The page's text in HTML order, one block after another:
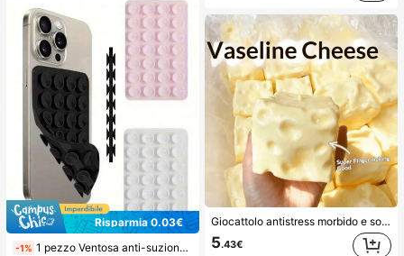
Risparmia 0.03€
-1% 1 pezzo Ventosa anti-suzione in silicone per telefono, 28 pezzi Ventose in silicone (cuscinetti adesivi autoadesivi), Anti-adesivo per telefono, Cuscinetto di aspirazione per power bank per telefono (compatibile con iPhone, telefoni Android), Regalo di compleanno, Supporto per telefono per famiglia/amici, Supporto per telefono, Accessori per telefono
Giocattolo antistress morbido e soffice in TPR a forma di raviolo con profumo di latte dolce, 5 cm, carino e divertente, ornamento da spremere, regalo alla moda e pratico, adatto per compleanni, Pasqua, Ognissanti, Natale e vari regali per feste, migliora l'umore
5.43€